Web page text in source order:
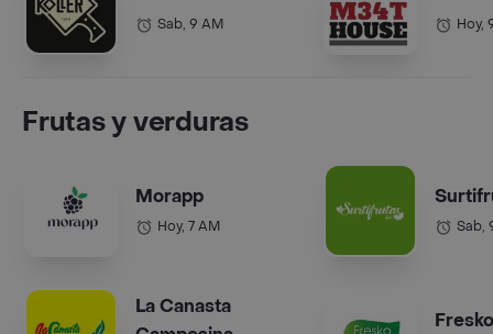
Sab, 9 AM Hoy,
Frutas y verduras
Morapp
Hoy, 7 AM
La Canasta
Sab,